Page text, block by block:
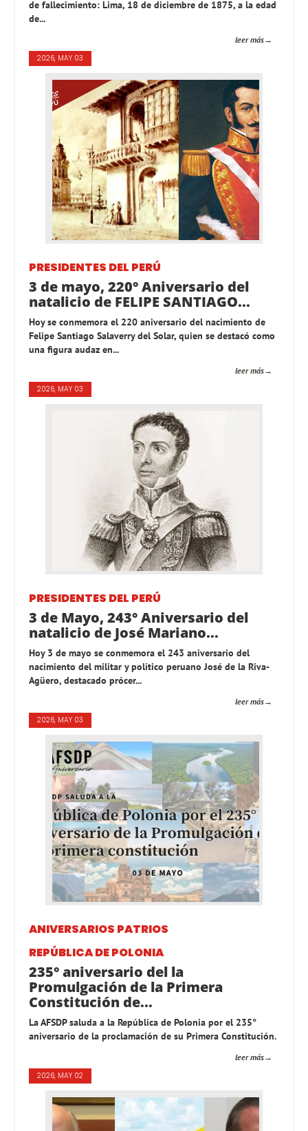
de fallecimiento: Lima, 18 de diciembre de 1875, a la edad
de...
leer más
2026, MAY 03
PRESIDENTES DEL PERÚ
3 de mayo, 220° Aniversario del
natalicio de FELIPE SANTIAGO...
Hoy se conmemora el 220 aniversario del nacimiento de
Felipe Santiago Salaverry del Solar, quien se destacó como
una figura audaz en...
leer más
2026, MAY 03
PRESIDENTES DEL PERÚ
3 de Mayo, 243° Aniversario del
natalicio de José Mariano...
Hoy 3 de mayo se conmemora el 243 aniversario del
nacimiento del militar y político peruano José de la Riva-
Agüero, destacado prócer...
leer más
2026, MAY 03
ANIVERSARIOS PATRIOS
REPÚBLICA DE POLONIA
235° aniversario del la
Promulgación de la Primera
Constitución de...
La AFSDP saluda a la República de Polonia por el 235°
aniversario de la proclamación de su Primera Constitución.
leer más
2026, MAY 02